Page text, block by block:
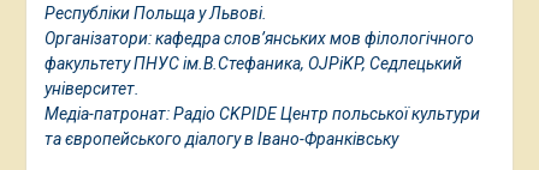
Республіки Польща у Львові.
Організатори: кафедра слов’янських мов філологічного
факультету ПНУС ім.В.Стефаника, OJPiKP, Седлецький
університет.
Медіа-патронат: Радіо CKPIDE Центр польської культури
та європейського діалогу в Івано-Франківську